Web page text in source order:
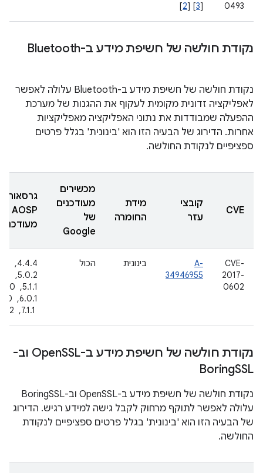
0493
[2] [3]
נקודת חולשה של חשיפת מידע ב-Bluetooth
נקודת חולשה של חשיפת מידע ב-Bluetooth עלולה לאפשר
לאפליקציה זדונית מקומית לעקוף את ההגנות של מערכת
ההפעלה שמבודדות את נתוני האפליקציה מאפליקציות
אחרות. הדירוג של הבעיה הזו הוא 'בינונית' בגלל פרטים
ספציפיים לנקודת החולשה.
CVE
קובצי
עזר
מידת
החומרה
מכשירים
מעודכנים
של
Google
גרסאות
AOSP
CVE-
2017-
0602
A-
34946955
בינונית הכול
4.4.4, ‏
5.0.2, ‏
נקודת חולשה של חשיפת מידע ב-Open
SSL וב-
BoringSSL
נקודת חולשה של חשיפת מידע ב-OpenSSL וב-BoringSSL
עלולה לאפשר לתוקף מרחוק לקבל גישה למידע רגיש. הדירוג
של הבעיה הזו הוא 'בינונית' בגלל פרטים ספציפיים לנקודת
החולשה.